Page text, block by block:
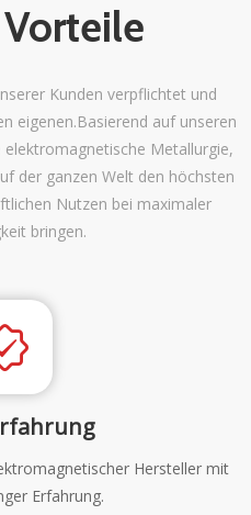
Kunden verpflichtet und
eigenen.Basierend auf unseren
Metallurgie,
der ganzen Welt den höchsten
Nutzen bei maximaler
bringen.
Hersteller mit
Erfahrung.